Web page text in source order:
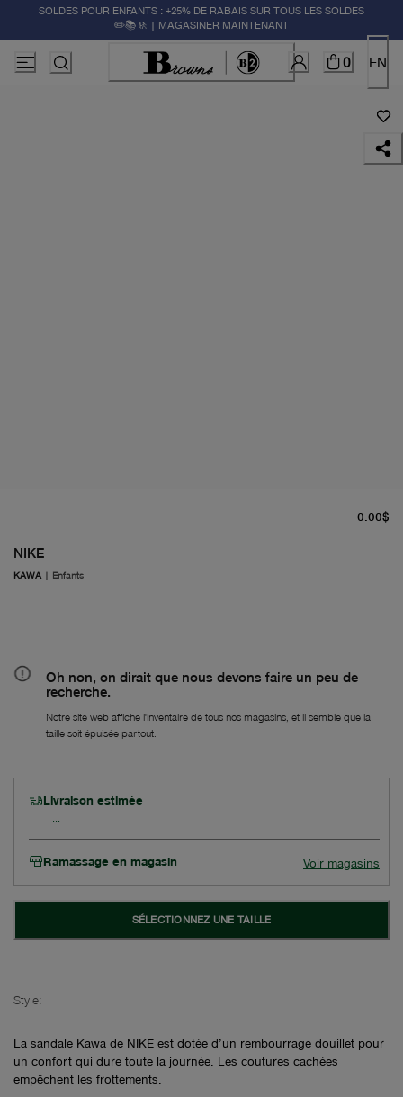
SOLDES POUR ENFANTS : +25% DE RABAIS SUR TOUS LES SOLDES
✏️📚🚸 | MAGASINER MAINTENANT
0 EN
NIKE
KAWA | Enfants
0.00$
Oh non, on dirait que nous devons faire un peu de
recherche.
Notre site web affiche l'inventaire de tous nos magasins, et il semble que la
taille soit épuisée partout.
Livraison estimée
Ramassage en magasin Voir magasins
SÉLECTIONNEZ UNE TAILLE
Style:
La sandale Kawa de NIKE est dotée d’un rembourrage douillet pour
un confort qui dure toute la journée. Les coutures cachées
empêchent les frottements.